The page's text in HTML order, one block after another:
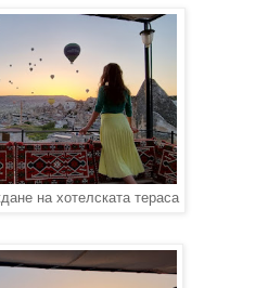
на хотелската тераса